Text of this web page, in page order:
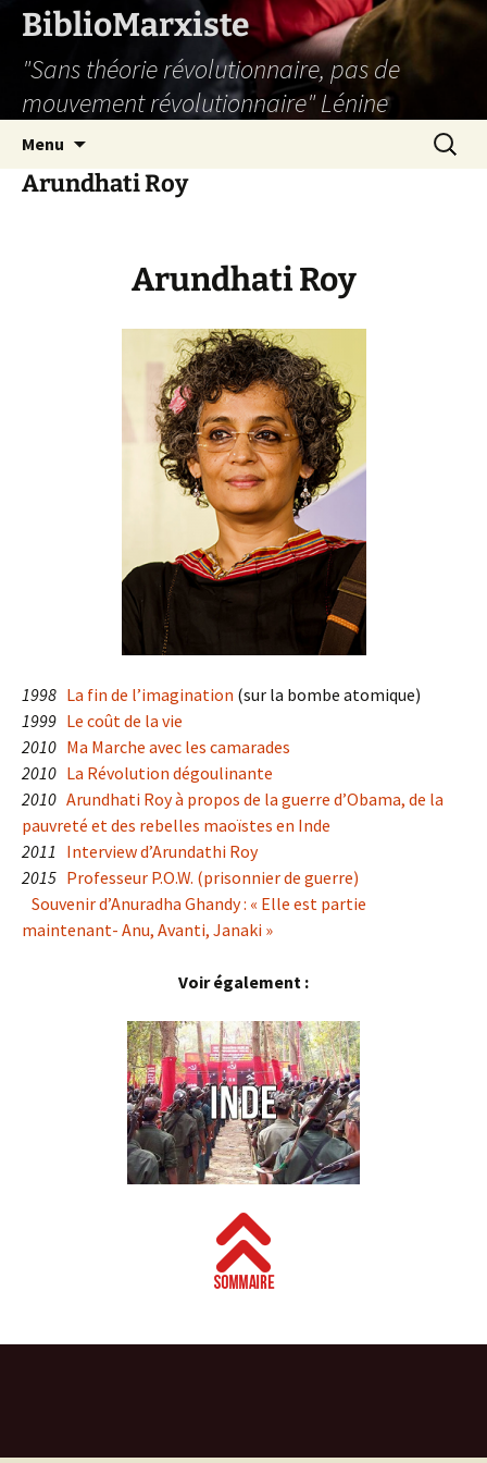
Aller
contenu
BiblioMarxiste
"Sans théorie révolutionnaire, pas de
mouvement révolutionnaire" Lénine
Menu
Arundhati Roy
Arundhati Roy
1998 La fin de l’imagination (sur la bombe atomique)
1999 Le coût de la vie
2010 Ma Marche avec les camarades
2010 La Révolution dégoulinante
2010 Arundhati Roy à propos de la guerre d’Obama, de la
pauvreté et des rebelles maoïstes en Inde
2011 Interview d’Arundathi Roy
2015 Professeur P.O.W. (prisonnier de guerre)
Souvenir d’Anuradha Ghandy : « Elle est partie
maintenant- Anu, Avanti, Janaki »
Voir également :